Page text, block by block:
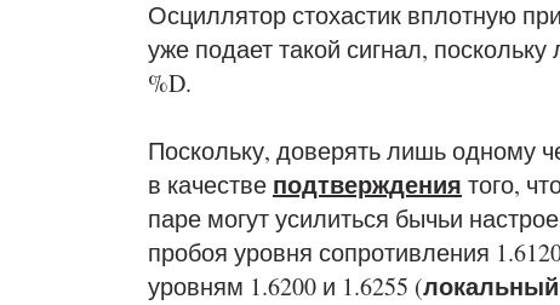
Осциллятор стохастик вплотную
уже подает такой сигнал,
%D.
Поскольку, доверять лишь одному
в качестве подтверждения того,
паре могут усилиться бычьи
пробоя уровня сопротивления
уровням 1.6200 и 1.6255 (